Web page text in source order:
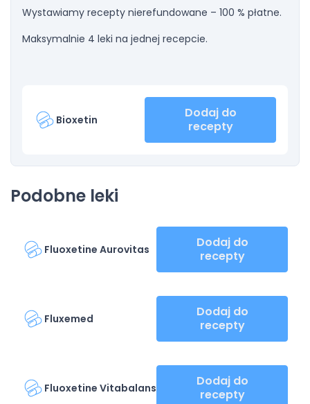
Wystawiamy recepty nierefundowane – 100 % płatne.
Maksymalnie 4 leki na jednej recepcie.
Bioxetin
Dodaj do
recepty
Podobne leki
Fluoxetine Aurovitas
Dodaj do
recepty
Fluxemed
Dodaj do
recepty
Fluoxetine Vitabalans
Dodaj do
recepty